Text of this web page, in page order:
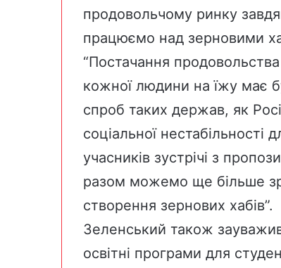
продовольчому ринку
працюємо над зерновими
“Постачання
кожної людини на їжу має
спроб таких держав, як
соціальної
учасників зустрічі з
разом можемо ще більше
створення зернових хабів”.
Зеленський також
освітні програми для